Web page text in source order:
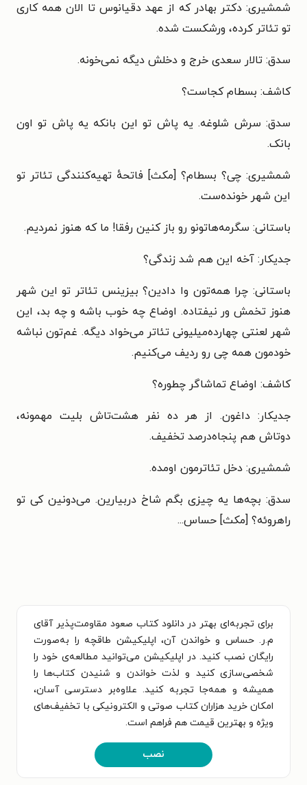
شمشیری: دکتر بهادر که از عهد دقیانوس تا الان همه کاری
تو تئاتر کرده، ورشکست شده.
سدق: تالار سعدی خرج و دخلش دیگه نمی‌خونه.
کاشف: بسطام کجاست؟
سدق: سرش شلوغه. یه پاش تو این بانکه یه پاش تو اون
بانک.
شمشیری: چی؟ بسطام؟ [مکث] فاتحهٔ تهیه‌کنندگی تئاتر تو
این شهر خونده‌ست.
باستانی: سگرمه‌هاتونو رو باز کنین رفقا! ما که هنوز نمردیم.
جدیکار: آخه این هم شد زندگی؟
باستانی: چرا همه‌تون وا دادین؟ بیزینس تئاتر تو این شهر
هنوز تخمش ور نیفتاده. اوضاع چه خوب باشه و چه بد، این
شهر لعنتی چهارده‌میلیونی تئاتر می‌خواد دیگه. غم‌تون نباشه
خودمون همه چی رو ردیف می‌کنیم.
کاشف: اوضاع تماشاگر چطوره؟
جدیکار: داغون. از هر ده نفر هشت‌تاش بلیت مهمونه،
دوتاش هم پنجاه‌درصد تخفیف.
شمشیری: دخل تئاترمون اومده.
سدق: بچه‌ها یه چیزی بگم شاخ دربیارین. می‌دونین کی تو
راهروئه؟ [مکث] حساس...
برای تجربه‌ای بهتر در دانلود کتاب صعود مقاومت‌پذیر آقای
م.ر. حساس و خواندن آن، اپلیکیشن طاقچه را به‌صورت
رایگان نصب کنید. در اپلیکیشن می‌توانید مطالعه‌ی خود را
شخصی‌سازی کنید و لذت خواندن و شنیدن کتاب‌ها را
همیشه و همه‌جا تجربه کنید. علاوه‌بر دسترسی آسان،
امکان خرید هزاران کتاب صوتی و الکترونیکی با تخفیف‌های
ویژه و بهترین قیمت هم فراهم است.
نصب